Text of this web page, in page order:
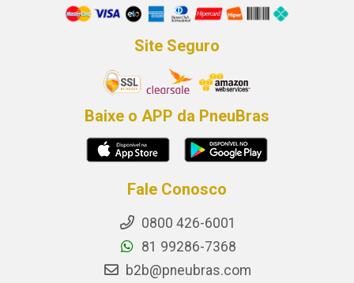
Site Seguro
Baixe o APP da PneuBras
Fale Conosco
0800 426-6001
81 99286-7368
b2b@pneubras.com